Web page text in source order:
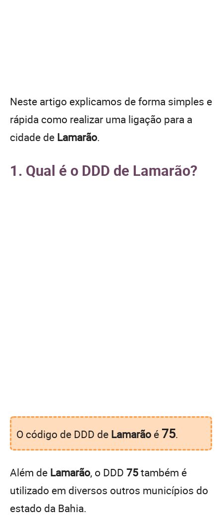
Neste artigo explicamos de forma simples e
rápida como realizar uma ligação para a
cidade de Lamarão.
1. Qual é o DDD de Lamarão?
O código de DDD de Lamarão é 75.
Além de Lamarão, o DDD 75também é
utilizado em diversos outros municípios do
estado da Bahia.